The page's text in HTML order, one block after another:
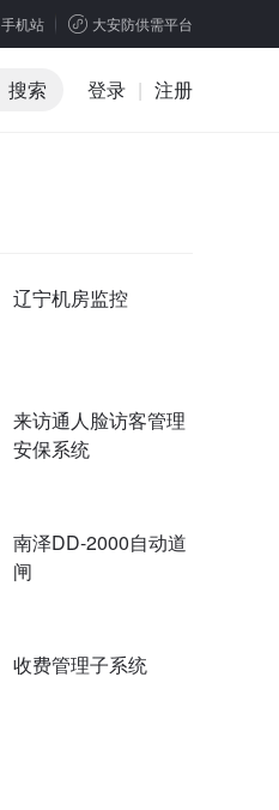
手机站 大安防供需平台
搜索 登录 | 注册
辽宁机房监控
来访通人脸访客管理
安保系统
南泽DD-2000自动道
闸
收费管理子系统